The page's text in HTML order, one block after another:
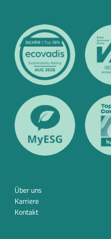
Über uns
Karriere
Kontakt